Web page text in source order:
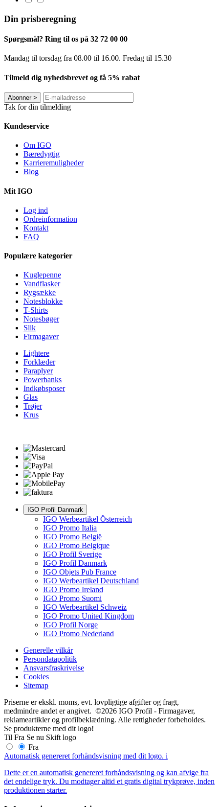
Din prisberegning
Spørgsmål? Ring til os på 32 72 00 00
Mandag til torsdag fra 08.00 til 16.00. Fredag ​​til 15.30
Tilmeld dig nyhedsbrevet og få 5% rabat
Abonner>
Tak for din tilmelding
Kundeservice
Om IGO
Bæredygtig
Karrieremuligheder
Blog
Mit IGO
Log ind
Ordreinformation
Kontakt
FAQ
Populære kategorier
Kuglepenne
Vandflasker
Rygsække
Notesblokke
T-Shirts
Notesbøger
Slik
Firmagaver
Lightere
Forklæder
Paraplyer
Powerbanks
Indkøbsposer
Glas
Trøjer
Krus
IGO Profil Danmark
IGO Werbeartikel Österreich
IGO Promo Italia
IGO Promo België
IGO Promo Belgique
IGO Profil Sverige
IGO Profil Danmark
IGO Objets Pub France
IGO Werbeartikel Deutschland
IGO Promo Ireland
IGO Promo Suomi
IGO Werbeartikel Schweiz
IGO Promo United Kingdom
IGO Profil Norge
IGO Promo Nederland
Generelle vilkår
Persondatapolitik
Ansvarsfraskrivelse
Cookies
Sitemap
Priserne er ekskl. moms, evt. lovpligtige afgifter og fragt,
medmindre andet er angivet. ©2026 IGO Profil - Firmagaver,
reklameartikler og profilbeklædning. Alle rettigheder forbeholdes.
Se produkterne med dit logo!
Til Fra Se nu Skift logo
Fra
Automatisk genereret forhåndsvisning med dit logo. i
Dette er en automatisk genereret forhåndsvisning og kan afvige fra
det endelige tryk. Du modtager altid et gratis digital trykprøve, inden
produktionen starter.